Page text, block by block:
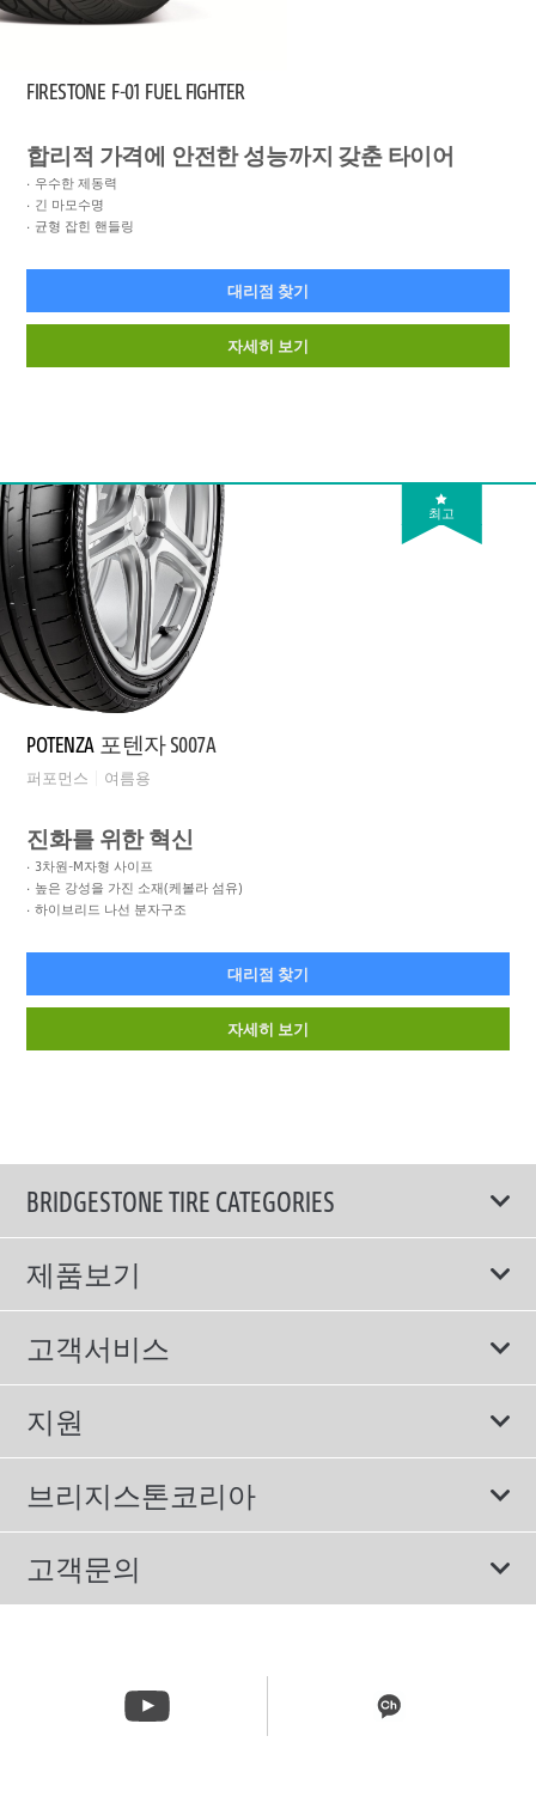
FIRESTONE F-01 FUEL FIGHTER
합리적 가격에 안전한 성능까지 갖춘 타이어
우수한 제동력
긴 마모수명
균형 잡힌 핸들링
대리점 찾기
자세히 보기
최고
POTENZA 포텐자 S007A
퍼포먼스 여름용
진화를 위한 혁신
3차원-M자형 사이프
높은 강성을 가진 소재(케볼라 섬유)
하이브리드 나선 분자구조
대리점 찾기
자세히 보기
BRIDGESTONE TIRE CATEGORIES
제품보기
모두
스포츠 타이어
컴포트 타이어
친환경 타이어
SUV/RV 타이어
겨울용 타이어
고객서비스
보증서비스
에너지소비효율등급제도
지원
이용약관
개인정보처리방침
브리지스톤코리아
회사소개
올림픽활동
뉴스릴리즈
고객문의
주문&배송 문의 070-4398-2824